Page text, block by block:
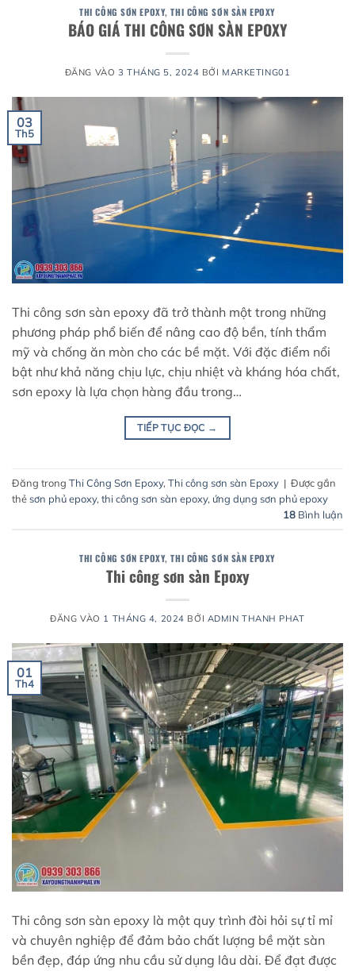
THI CÔNG SƠN EPOXY,THI CÔNG SƠN SÀN EPOXY
BÁO GIÁ THI CÔNG SƠN SÀN EPOXY
ĐĂNG VÀO 3 THÁNG 5, 2024 BỞI MARKETING01
03
Th5
Thi công sơn sàn epoxy đã trở thành một trong những
phương pháp phổ biến để nâng cao độ bền, tính thẩm
mỹ và chống ăn mòn cho các bề mặt. Với đặc điểm nổi
bật như khả năng chịu lực, chịu nhiệt và kháng hóa chất,
sơn epoxy là lựa chọn hàng đầu trong…
TIẾP TỤC ĐỌC →
Đăng trong Thi Công Sơn Epoxy, Thi công sơn sàn Epoxy | Được gắn
thẻsơn phủ epoxy, thi công sơn sàn epoxy, ứng dụng sơn phủ epoxy
18 Bình luận
THI CÔNG SƠN EPOXY,THI CÔNG SƠN SÀN EPOXY
Thi công sơn sàn Epoxy
ĐĂNG VÀO 1 THÁNG 4, 2024 BỞI ADMIN THANH PHAT
01
Th4
Thi công sơn sàn epoxy là một quy trình đòi hỏi sự tỉ mỉ
và chuyên nghiệp để đảm bảo chất lượng bề mặt sàn
bền đẹp, đáp ứng nhu cầu sử dụng lâu dài. Để đạt được